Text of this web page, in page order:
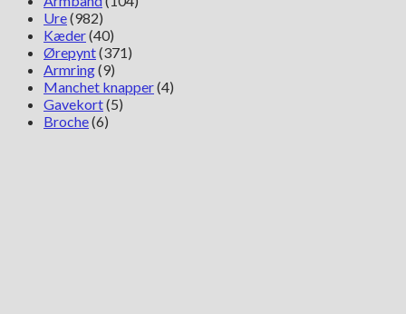
Ure(982)
Kæder(40)
Ørepynt(371)
Armring(9)
Manchet knapper(4)
Gavekort(5)
Broche(6)